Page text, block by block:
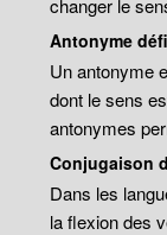
changer le
Antonyme
Un antonyme
dont le sens
antonymes
Conjugaison
Dans les
la flexion des